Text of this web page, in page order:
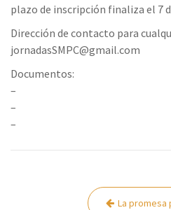
plazo de inscripción finaliza el 7
Dirección de contacto para
jornadasSMPC@gmail.com
Documentos:
–
–
–
Navegación
La promesa